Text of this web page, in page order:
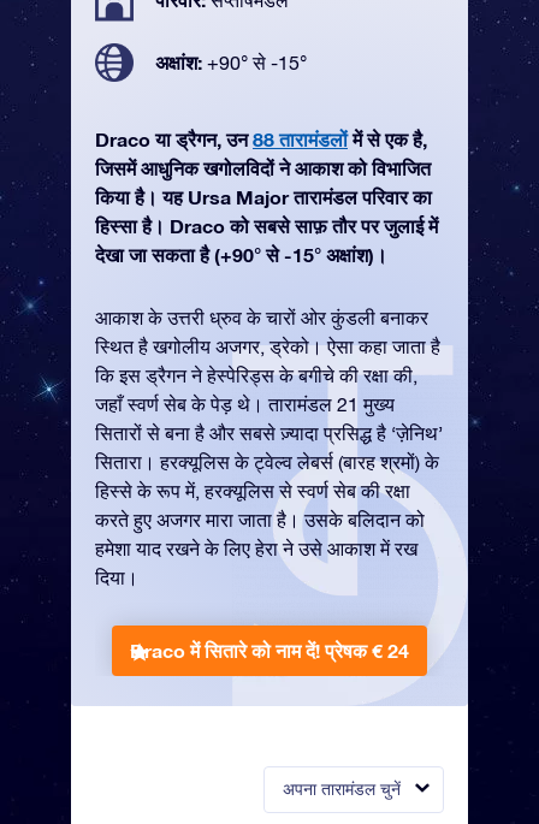
अपना तारामंडल चुनें
अक्षांश: +90° से -15°
Draco या ड्रैगन, उन88 तारामंडलोंमें से एक है,
जिसमें आधुनिक खगोलविदों ने आकाश को विभाजित
किया है। यह Ursa Major तारामंडल परिवार का
हिस्सा है। Draco को सबसे साफ़ तौर पर जुलाई में
देखा जा सकता है (+90° से -15° अक्षांश)।
आकाश के उत्तरी ध्रुव के चारों ओर कुंडली बनाकर
स्थित है खगोलीय अजगर, ड्रेको। ऐसा कहा जाता है
कि इस ड्रैगन ने हेस्पेरिड्स के बगीचे की रक्षा की,
जहाँ स्वर्ण सेब के पेड़ थे। तारामंडल 21 मुख्य
सितारों से बना है और सबसे ज़्यादा प्रसिद्ध है ‘ज़ेनिथ’
सितारा। हरक्यूलिस के ट्वेल्व लेबर्स (बारह श्रमों) के
हिस्से के रूप में, हरक्यूलिस से स्वर्ण सेब की रक्षा
करते हुए अजगर मारा जाता है। उसके बलिदान को
हमेशा याद रखने के लिए हेरा ने उसे आकाश में रख
दिया।
Draco में सितारे को नाम दें!प्रेषक € 24